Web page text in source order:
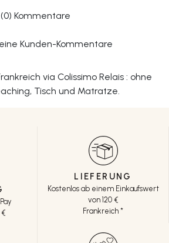
(0) Kommentare
Kunden-Kommentare
via Colissimo Relais : ohne
Tisch und Matratze.
LIEFERUNG
Kostenlos ab einem Einkaufswert
von 120 €
Frankreich *